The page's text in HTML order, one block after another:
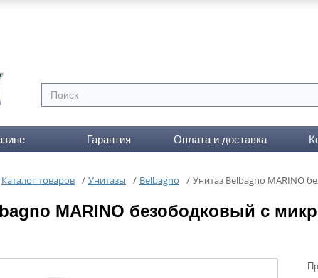
Гарантия Оплата и доставка
Каталог товаров / Унитазы / Belbagno / Унитаз Belbagno MARINO
MARINO безободковый с